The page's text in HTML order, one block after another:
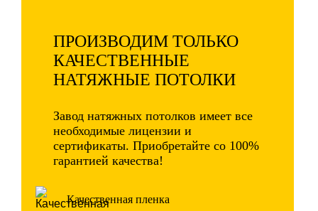
ПРОИЗВОДИМ ТОЛЬКО
КАЧЕСТВЕННЫЕ
НАТЯЖНЫЕ ПОТОЛКИ
Завод натяжных потолков имеет все
необходимые лицензии и
сертификаты. Приобретайте со 100%
гарантией качества!
Качественная пленка